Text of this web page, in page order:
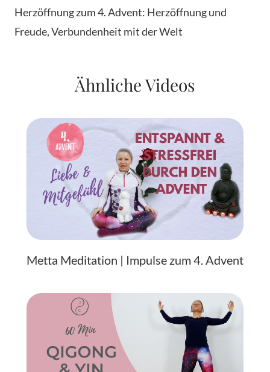
Herzöffnung zum 4. Advent: Herzöffnung und
Freude, Verbundenheit mit der Welt
Ähnliche Videos
Metta Meditation | Impulse zum 4. Advent